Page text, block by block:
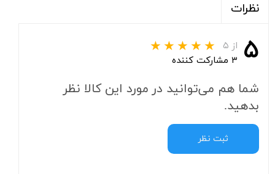
نظرات
۵ از ۵
۳ مشارکت کننده
شما هم می‌توانید در مورد این کالا نظر
بدهید.
ثبت نظر